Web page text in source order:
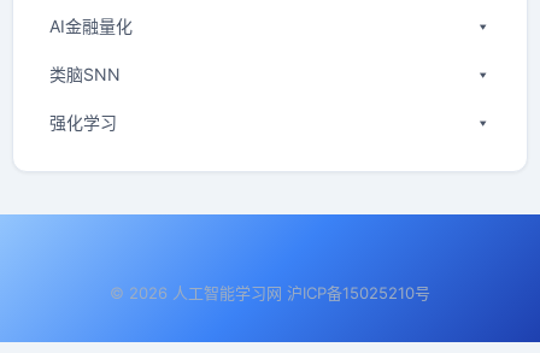
AI金融量化
类脑SNN
强化学习
© 2026 人工智能学习网 沪ICP备15025210号